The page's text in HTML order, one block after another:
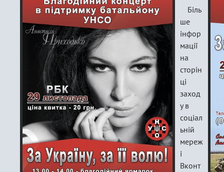
Біль
ше
інфор
мації
на
сторін
ці
заход
у в
соціал
ьній
мереж
і
Вконт